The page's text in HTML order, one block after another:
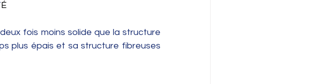
É
fois moins solide que la structure
plus épais et sa structure fibreuses